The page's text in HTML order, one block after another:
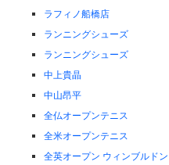
ラフィノ船橋店
ランニングシューズ
ランニングシューズ
中上貴晶
中山昂平
全仏オープンテニス
全米オープンテニス
全英オープン ウィンブルドン